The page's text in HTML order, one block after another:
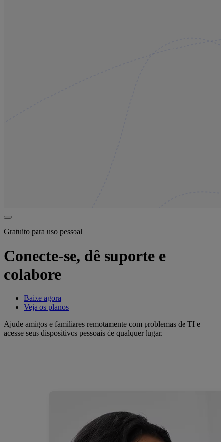
Gratuito para uso pessoal
Conecte-se, dê suporte e
colabore
Baixe agora
Veja os planos
Ajude amigos e familiares remotamente com problemas de TI e
acesse seus dispositivos pessoais de qualquer lugar.